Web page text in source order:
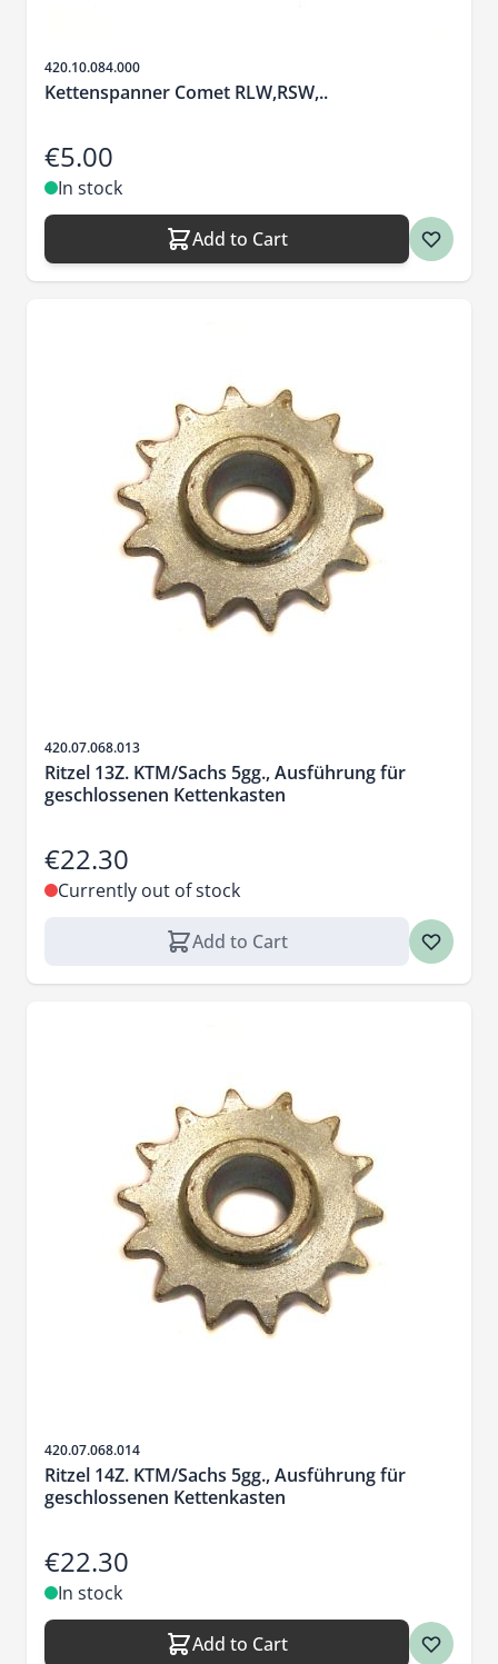
Sku
420.10.084.000
Kettenspanner Comet RLW,RSW,..
€5.00
In stock
Add to Cart
Sku
420.07.068.013
Ritzel 13Z. KTM/Sachs 5gg., Ausführung für
geschlossenen Kettenkasten
€22.30
Currently out of stock
Add to Cart
Sku
420.07.068.014
Ritzel 14Z. KTM/Sachs 5gg., Ausführung für
geschlossenen Kettenkasten
€22.30
In stock
Add to Cart